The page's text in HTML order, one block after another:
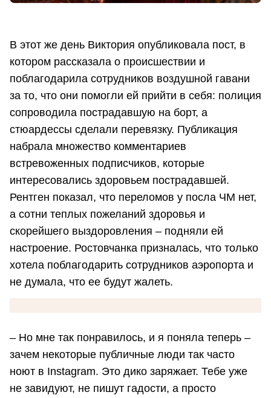
В этот же день Виктория опубликовала пост, в
котором рассказала о происшествии и
поблагодарила сотрудников воздушной гавани
за то, что они помогли ей прийти в себя: полиция
сопроводила пострадавшую на борт, а
стюардессы сделали перевязку. Публикация
набрала множество комментариев
встревоженных подписчиков, которые
интересовались здоровьем пострадавшей.
Рентген показал, что переломов у посла ЧМ нет,
а сотни теплых пожеланий здоровья и
скорейшего выздоровления – подняли ей
настроение. Ростовчанка призналась, что только
хотела поблагодарить сотрудников аэропорта и
не думала, что ее будут жалеть.
– Но мне так понравилось, и я поняла теперь –
зачем некоторые публичные люди так часто
ноют в Instagram. Это дико заряжает. Тебе уже
не завидуют, не пишут гадости, а просто